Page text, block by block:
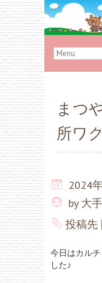
まつ
所ワ
2024
by 大
投稿先
今日はカル
した♪